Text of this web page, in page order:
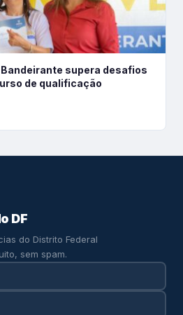
supera desafios
de qualificação
DF
do Distrito Federal
sem spam.